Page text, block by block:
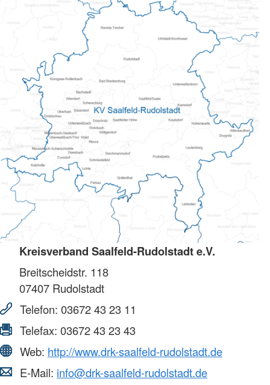
Kreisverband Saalfeld-Rudolstadt e.V.
Breitscheidstr. 118
07407 Rudolstadt
Telefon: 03672 43 23 11
Telefax: 03672 43 23 43
Web: http://www.drk-saalfeld-rudolstadt.de
E-Mail: info@drk-saalfeld-rudolstadt.de